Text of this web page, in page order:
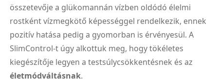
összetevője a glükomannán vízben oldódó élelmi
rostként vízmegkötő képességgel rendelkezik, ennek
pozitív hatása pedig a gyomorban is érvényesül. A
SlimControl-t úgy alkottuk meg, hogy tökéletes
kiegészítője legyen a testsúlycsökkentésnek és az
életmódváltásnak.